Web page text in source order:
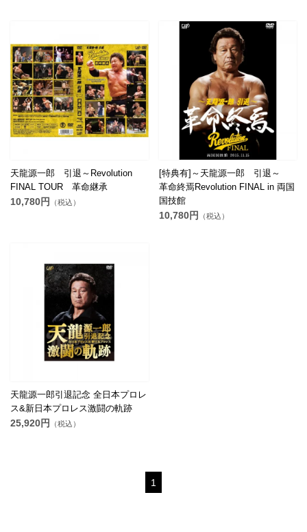
天龍源一郎 引退～Revolution
FINAL TOUR 革命継承
10,780円 （税込）
[特典有]～天龍源一郎 引退～
革命終焉Revolution FINAL in 両国
国技館
10,780円 （税込）
天龍源一郎引退記念 全日本プロレ
ス&新日本プロレス激闘の軌跡
25,920円 （税込）
1